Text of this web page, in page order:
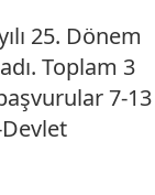
25. Dönem
Toplam 3
7-13